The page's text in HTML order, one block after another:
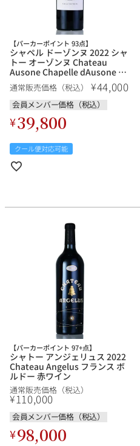
【パーカーポイント 93点】
シャペル ドーゾンヌ 2022 シャ
トー オーゾンヌ Chateau
Ausone Chapelle dAusone フ
ランス ボルドー 赤ワイン
通常販売価格（税込） ¥44,000
会員メンバー価格（税込）
¥39,800
クール便対応可能
【パーカーポイント 97+点】
シャトー アンジェリュス 2022
Chateau Angelus フランス ボ
ルドー 赤ワイン
通常販売価格（税込）
¥110,000
会員メンバー価格（税込）
¥98,000